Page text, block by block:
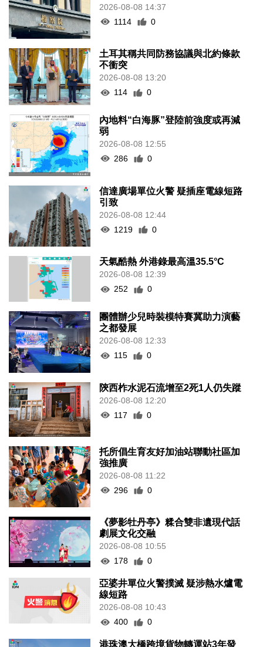
2026-08-08 14:37
1114
0
土耳其稱共同防務協議與北約條款
不衝突
2026-08-08 13:20
114
0
內地料“白海豚”登陸前強度或再減
弱
2026-08-08 12:55
286
0
信達廣場單位火警 疑插座電線短路
引致
2026-08-08 12:44
1219
0
天氣酷熱 外港錄最高溫35.5°C
2026-08-08 12:39
252
0
團體辦少兒時裝模特賽冀助力演藝
之都發展
2026-08-08 12:33
115
0
陝西柞水泥石流增至2死1人仍失蹤
2026-08-08 12:20
117
0
托所倡生育友好加油站聯動社區加
強推廣
2026-08-08 11:22
296
0
《夢影牡丹亭》糅合雙非遺現代話
劇展文化交融
2026-08-08 10:55
178
0
亞婆井單位火警撲滅 疑涉熱水爐電
線短路
2026-08-08 10:43
400
0
港珠澳大橋跨境貨物轉運站3年發